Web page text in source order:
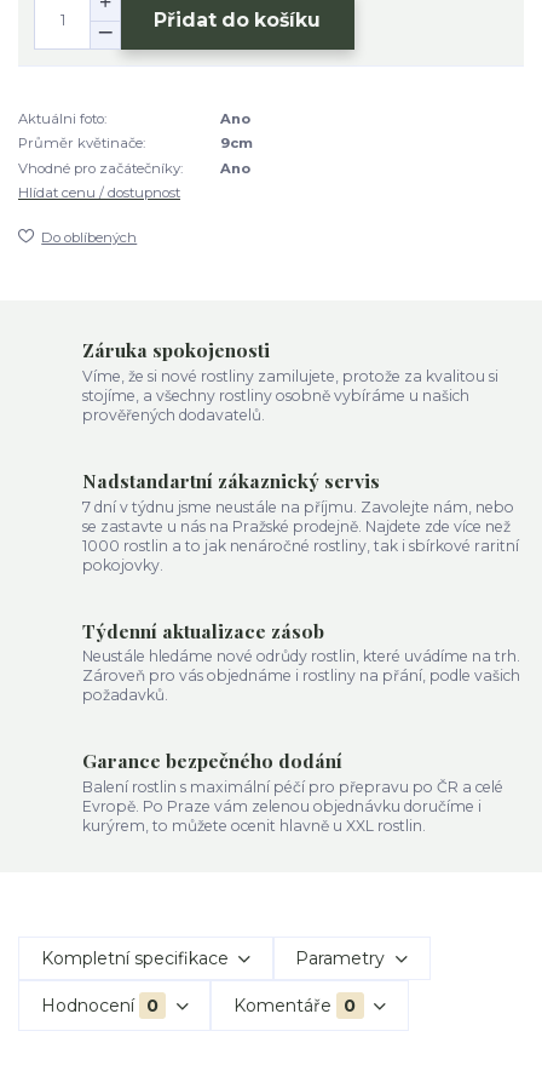
Přidat do košíku
Aktuálni foto:
Ano
Průměr květinače:
9cm
Vhodné pro začátečníky:
Ano
Hlídat cenu / dostupnost
Do oblíbených
Záruka spokojenosti
Víme, že si nové rostliny zamilujete, protože za kvalitou si
stojíme, a všechny rostliny osobně vybíráme u našich
prověřených dodavatelů.
Nadstandartní zákaznický servis
7 dní v týdnu jsme neustále na příjmu. Zavolejte nám, nebo
se zastavte u nás na Pražské prodejně. Najdete zde více než
1000 rostlin a to jak nenáročné rostliny, tak i sbírkové raritní
pokojovky.
Týdenní aktualizace zásob
Neustále hledáme nové odrůdy rostlin, které uvádíme na trh.
Zároveň pro vás objednáme i rostliny na přání, podle vašich
požadavků.
Garance bezpečného dodání
Balení rostlin s maximální péčí pro přepravu po ČR a celé
Evropě. Po Praze vám zelenou objednávku doručíme i
kurýrem, to můžete ocenit hlavně u XXL rostlin.
Kompletní specifikace Parametry
Hodnocení 0 Komentáře 0